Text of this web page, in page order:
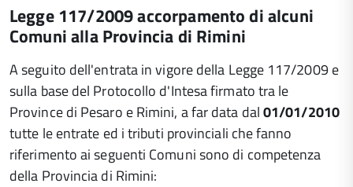
Legge 117/2009 accorpamento di alcuni
Comuni alla Provincia di Rimini
A seguito dell'entrata in vigore della Legge 117/2009 e
sulla base del Protocollo d'Intesa firmato tra le
Province di Pesaro e Rimini, a far data dal01/01/2010
tutte le entrate ed i tributi provinciali che fanno
riferimento ai seguenti Comuni sono di competenza
della Provincia di Rimini: